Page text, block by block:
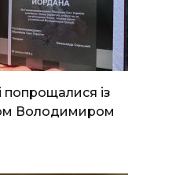
попрощалися із
Володимиром